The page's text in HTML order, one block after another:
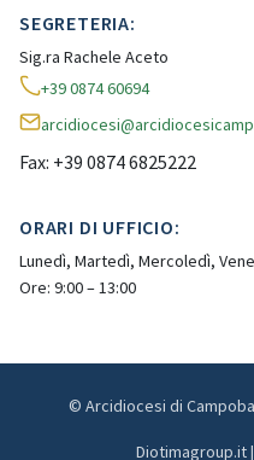
SEGRETERIA:
Sig.ra Rachele Aceto
+39 0874 60694
Fax: +39 0874 6825222
ORARI DI UFFICIO:
Lunedì, Martedì, Mercoledì,
Ore: 9:00 – 13:00
© Arcidiocesi di
Diotimagroup.it